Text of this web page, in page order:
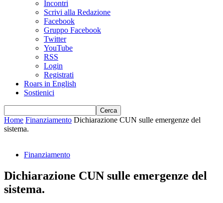
Incontri
Scrivi alla Redazione
Facebook
Gruppo Facebook
Twitter
YouTube
RSS
Login
Registrati
Roars in English
Sostienici
Home Finanziamento Dichiarazione CUN sulle emergenze del
sistema.
Finanziamento
Dichiarazione CUN sulle emergenze del
sistema.